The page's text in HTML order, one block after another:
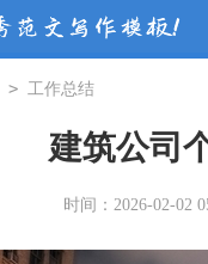
> 工作总结
建筑公司
时间：2026-02-02